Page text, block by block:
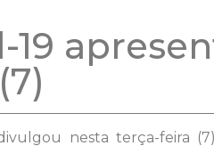
nesta terça-feira